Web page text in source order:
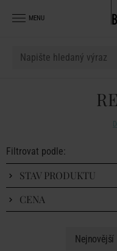
MENU
Filtrovat podle:
STAV PRODUKTU
CENA